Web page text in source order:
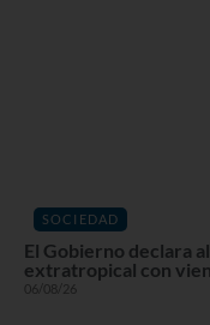
SOCIEDAD
El Gobierno declara
extratropical con
06/08/26